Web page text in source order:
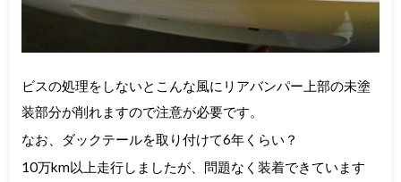
ビスの処理をしないとこんな風にリアバンパー上部の未塗
装部分が削れますので注意が必要です。
なお、ダックテールを取り付けて6年くらい？
10万km以上走行しましたが、問題なく装着できています